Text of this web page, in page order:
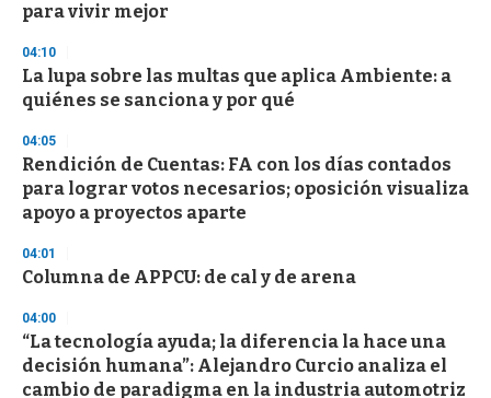
para vivir mejor
04:10
La lupa sobre las multas que aplica Ambiente: a
quiénes se sanciona y por qué
04:05
Rendición de Cuentas: FA con los días contados
para lograr votos necesarios; oposición visualiza
apoyo a proyectos aparte
04:01
Columna de APPCU: de cal y de arena
04:00
“La tecnología ayuda; la diferencia la hace una
decisión humana”: Alejandro Curcio analiza el
cambio de paradigma en la industria automotriz